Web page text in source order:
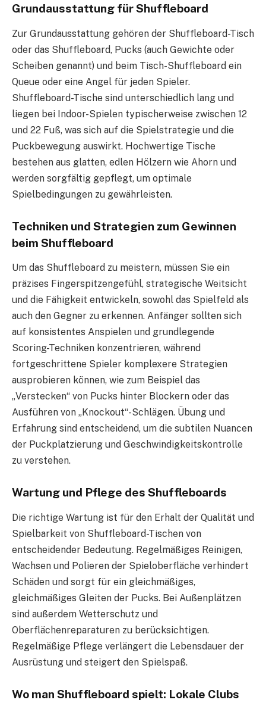
Grundausstattung für Shuffleboard
Zur Grundausstattung gehören der Shuffleboard-Tisch
oder das Shuffleboard, Pucks (auch Gewichte oder
Scheiben genannt) und beim Tisch-Shuffleboard ein
Queue oder eine Angel für jeden Spieler.
Shuffleboard-Tische sind unterschiedlich lang und
liegen bei Indoor-Spielen typischerweise zwischen 12
und 22 Fuß, was sich auf die Spielstrategie und die
Puckbewegung auswirkt. Hochwertige Tische
bestehen aus glatten, edlen Hölzern wie Ahorn und
werden sorgfältig gepflegt, um optimale
Spielbedingungen zu gewährleisten.
Techniken und Strategien zum Gewinnen
beim Shuffleboard
Um das Shuffleboard zu meistern, müssen Sie ein
präzises Fingerspitzengefühl, strategische Weitsicht
und die Fähigkeit entwickeln, sowohl das Spielfeld als
auch den Gegner zu erkennen. Anfänger sollten sich
auf konsistentes Anspielen und grundlegende
Scoring-Techniken konzentrieren, während
fortgeschrittene Spieler komplexere Strategien
ausprobieren können, wie zum Beispiel das
„Verstecken“ von Pucks hinter Blockern oder das
Ausführen von „Knockout“-Schlägen. Übung und
Erfahrung sind entscheidend, um die subtilen Nuancen
der Puckplatzierung und Geschwindigkeitskontrolle
zu verstehen.
Wartung und Pflege des Shuffleboards
Die richtige Wartung ist für den Erhalt der Qualität und
Spielbarkeit von Shuffleboard-Tischen von
entscheidender Bedeutung. Regelmäßiges Reinigen,
Wachsen und Polieren der Spieloberfläche verhindert
Schäden und sorgt für ein gleichmäßiges,
gleichmäßiges Gleiten der Pucks. Bei Außenplätzen
sind außerdem Wetterschutz und
Oberflächenreparaturen zu berücksichtigen.
Regelmäßige Pflege verlängert die Lebensdauer der
Ausrüstung und steigert den Spielspaß.
Wo man Shuffleboard spielt: Lokale Clubs